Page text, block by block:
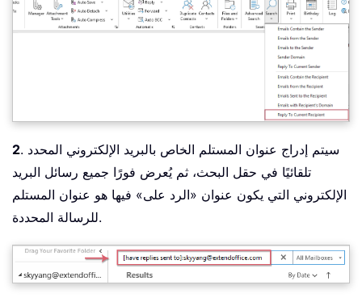
2. سيتم إدراج عنوان المستلم الخاص بالبريد الإلكتروني المحدد
تلقائيًا في حقل البحث، ثم يُعرض فورًا جميع رسائل البريد
الإلكتروني التي يكون عنوان «الرد على» فيها هو عنوان المستلم
للرسالة المحددة.